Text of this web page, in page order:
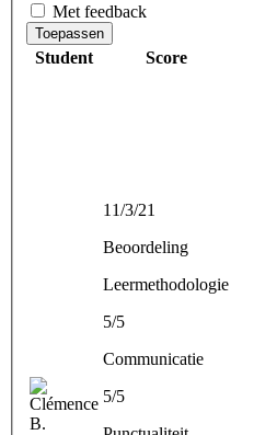
Met feedback
Toepassen
Student Score
11/3/21
Beoordeling
Leermethodologie
5/5
Communicatie
5/5